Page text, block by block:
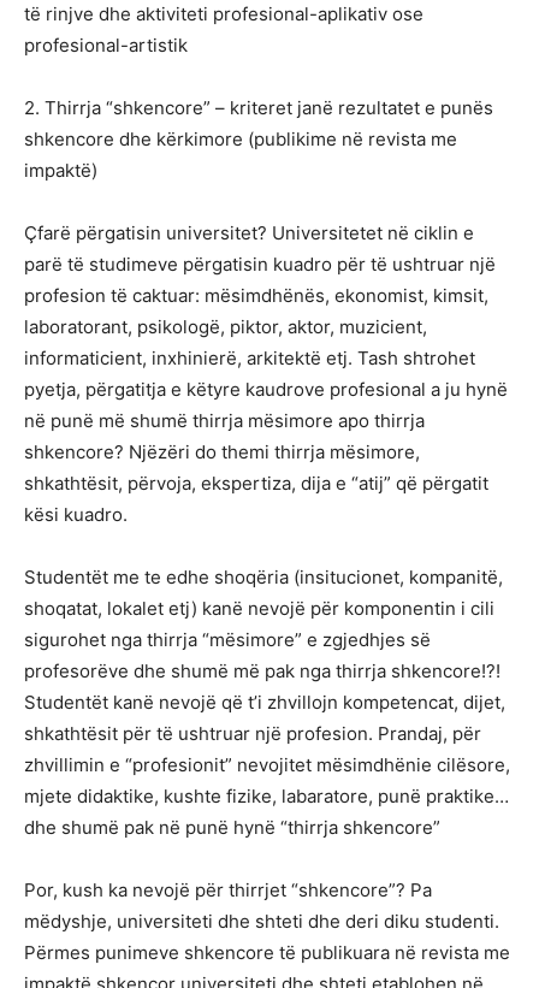
të rinjve dhe aktiviteti profesional-aplikativ ose
profesional-artistik
2. Thirrja “shkencore” – kriteret janë rezultatet e punës
shkencore dhe kërkimore (publikime në revista me
impaktë)
Çfarë përgatisin universitet? Universitetet në ciklin e
parë të studimeve përgatisin kuadro për të ushtruar një
profesion të caktuar: mësimdhënës, ekonomist, kimsit,
laboratorant, psikologë, piktor, aktor, muzicient,
informaticient, inxhinierë, arkitektë etj. Tash shtrohet
pyetja, përgatitja e këtyre kaudrove profesional a ju hynë
në punë më shumë thirrja mësimore apo thirrja
shkencore? Njëzëri do themi thirrja mësimore,
shkathtësit, përvoja, ekspertiza, dija e “atij” që përgatit
kësi kuadro.
Studentët me te edhe shoqëria (insitucionet, kompanitë,
shoqatat, lokalet etj) kanë nevojë për komponentin i cili
sigurohet nga thirrja “mësimore” e zgjedhjes së
profesorëve dhe shumë më pak nga thirrja shkencore!?!
Studentët kanë nevojë që t’i zhvillojn kompetencat, dijet,
shkathtësit për të ushtruar një profesion. Prandaj, për
zhvillimin e “profesionit” nevojitet mësimdhënie cilësore,
mjete didaktike, kushte fizike, labaratore, punë praktike…
dhe shumë pak në punë hynë “thirrja shkencore”
Por, kush ka nevojë për thirrjet “shkencore”? Pa
mëdyshje, universiteti dhe shteti dhe deri diku studenti.
Përmes punimeve shkencore të publikuara në revista me